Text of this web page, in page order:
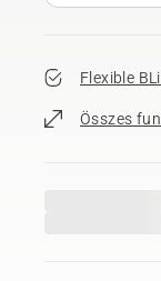
Flexible
Összes